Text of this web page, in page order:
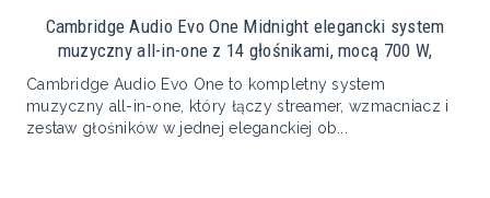
Cambridge Audio Evo One Midnight elegancki system
muzyczny all-in-one z 14 głośnikami, mocą 700 W,
Cambridge Audio Evo One to kompletny system
muzyczny all-in-one, który łączy streamer, wzmacniacz i
zestaw głośników w jednej eleganckiej ob...